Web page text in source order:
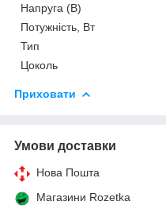
Напруга (В)
Потужність, Вт
Тип
Цоколь
Приховати
Умови доставки
Нова Пошта
Магазини Rozetka